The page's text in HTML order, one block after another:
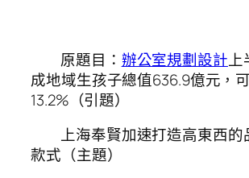
原題目： 辦公室規劃設計上
成地域生孩子總值636.9億元，
13.2%（引題）
上海奉賢加速打造高東西的
款式（主題）